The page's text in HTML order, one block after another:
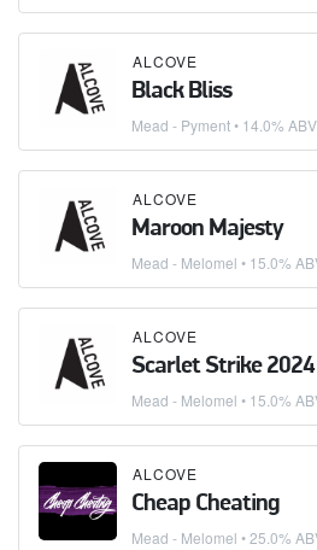
ALCOVE
Black Bliss
Mead - Pyment• 14.0%
ALCOVE
Maroon Majesty
Mead - Melomel • 15.0%
ALCOVE
Scarlet Strike 2024
Mead - Melomel • 15.0%
ALCOVE
Cheap Cheating
Mead - Melomel • 25.0%